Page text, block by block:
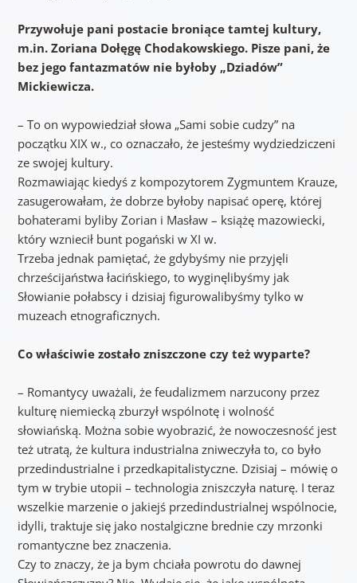
Przywołuje pani postacie broniące tamtej kultury,
m.in. Zoriana Dołęgę Chodakowskiego. Pisze pani, że
bez jego fantazmatów nie byłoby „Dziadów”
Mickiewicza.
– To on wypowiedział słowa „Sami sobie cudzy” na
początku XIX w., co oznaczało, że jesteśmy wydziedziczeni
ze swojej kultury.
Rozmawiając kiedyś z kompozytorem Zygmuntem Krauze,
zasugerowałam, że dobrze byłoby napisać operę, której
bohaterami byliby Zorian i Masław – książę mazowiecki,
który wzniecił bunt pogański w XI w.
Trzeba jednak pamiętać, że gdybyśmy nie przyjęli
chrześcijaństwa łacińskiego, to wyginęlibyśmy jak
Słowianie połabscy i dzisiaj figurowalibyśmy tylko w
muzeach etnograficznych.
Co właściwie zostało zniszczone czy też wyparte?
– Romantycy uważali, że feudalizmem narzucony przez
kulturę niemiecką zburzył wspólnotę i wolność
słowiańską. Można sobie wyobrazić, że nowoczesność jest
też utratą, że kultura industrialna zniweczyła to, co było
przedindustrialne i przedkapitalistyczne. Dzisiaj – mówię o
tym w trybie utopii – technologia zniszczyła naturę. I teraz
wszelkie marzenie o jakiejś przedindustrialnej wspólnocie,
idylli, traktuje się jako nostalgiczne brednie czy mrzonki
romantyczne bez znaczenia.
Czy to znaczy, że ja bym chciała powrotu do dawnej